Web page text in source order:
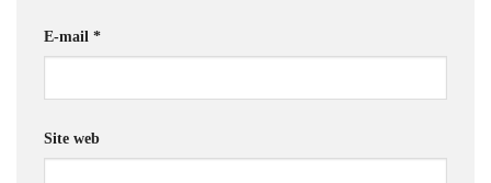
E-mail *
Site web